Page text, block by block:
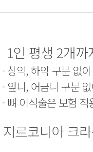
1인 평생 2개까
- 상악, 하악 구분 없
- 앞니, 어금니 구분
- 뼈 이식술은 보험 적
지르코니아 크